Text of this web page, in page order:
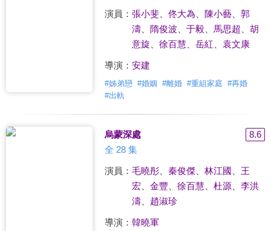
演員： 張小斐、 佟大為 陳小藝、 郭
濤、 隋俊波 于毅、 馬思超
胡
意旋
徐百慧、 岳紅 袁文康
導演： 安建
#姊弟戀 #婚姻 #離婚 #重組家庭 #再婚
#出軌
烏蒙深處
8.6
全 28 集
演員： 毛曉彤、 秦俊傑、 林江國
王
宏
金豐 徐百慧、 杜源、 李洪
濤、 趙淑珍
導演： 韓曉軍